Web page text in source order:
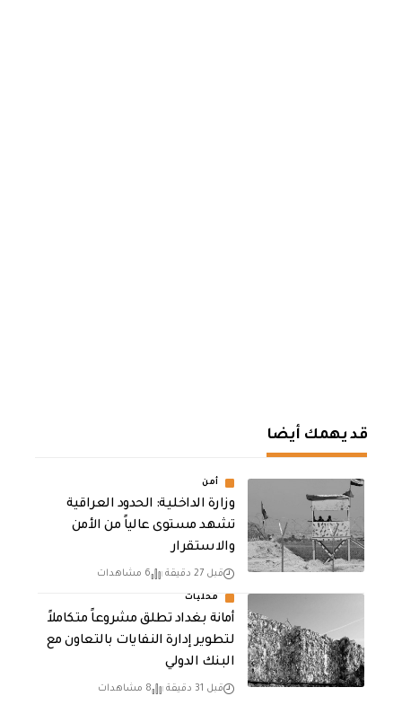
قد يهمك أيضا
أمن
وزارة الداخلية: الحدود العراقية
تشهد مستوى عالياً من الأمن
والاستقرار
قبل 27 دقيقة 6 مشاهدات
محليات
أمانة بغداد تطلق مشروعاً متكاملاً
لتطوير إدارة النفايات بالتعاون مع
البنك الدولي
قبل 31 دقيقة 8 مشاهدات